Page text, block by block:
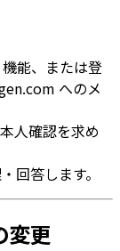
能、または登
へのメ
人確認を求め
回答します。
変更